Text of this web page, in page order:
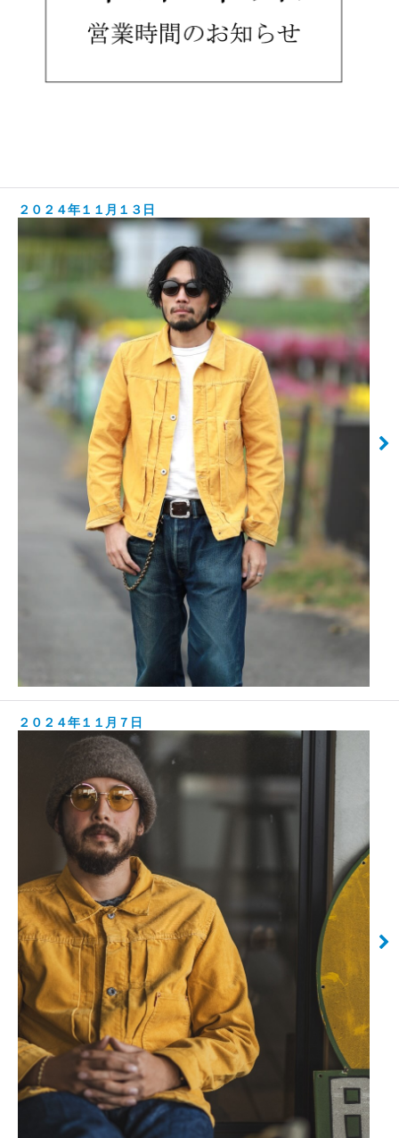
２０２４年１１月１３日
２０２４年１１月７日